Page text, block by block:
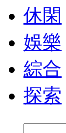
休閑
娛樂
綜合
探索